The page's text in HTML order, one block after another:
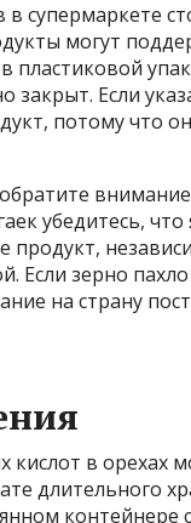
супермаркете
могут
пластиковой
Если
потому что
убедитесь,
Если зерно
на страну
в орехах
длительного